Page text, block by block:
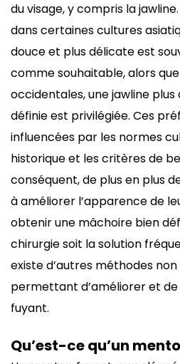
du visage, y compris la
dans certaines cultures
douce et plus délicate est
comme souhaitable, alors
occidentales, une jawline plus
définie est privilégiée. Ces
influencées par les normes
historique et les critères de
conséquent, de plus en plus
à améliorer l’apparence de
obtenir une mâchoire bien
chirurgie soit la solution
existe d’autres méthodes
permettant d’améliorer et
fuyant.
Qu’est-ce qu’un